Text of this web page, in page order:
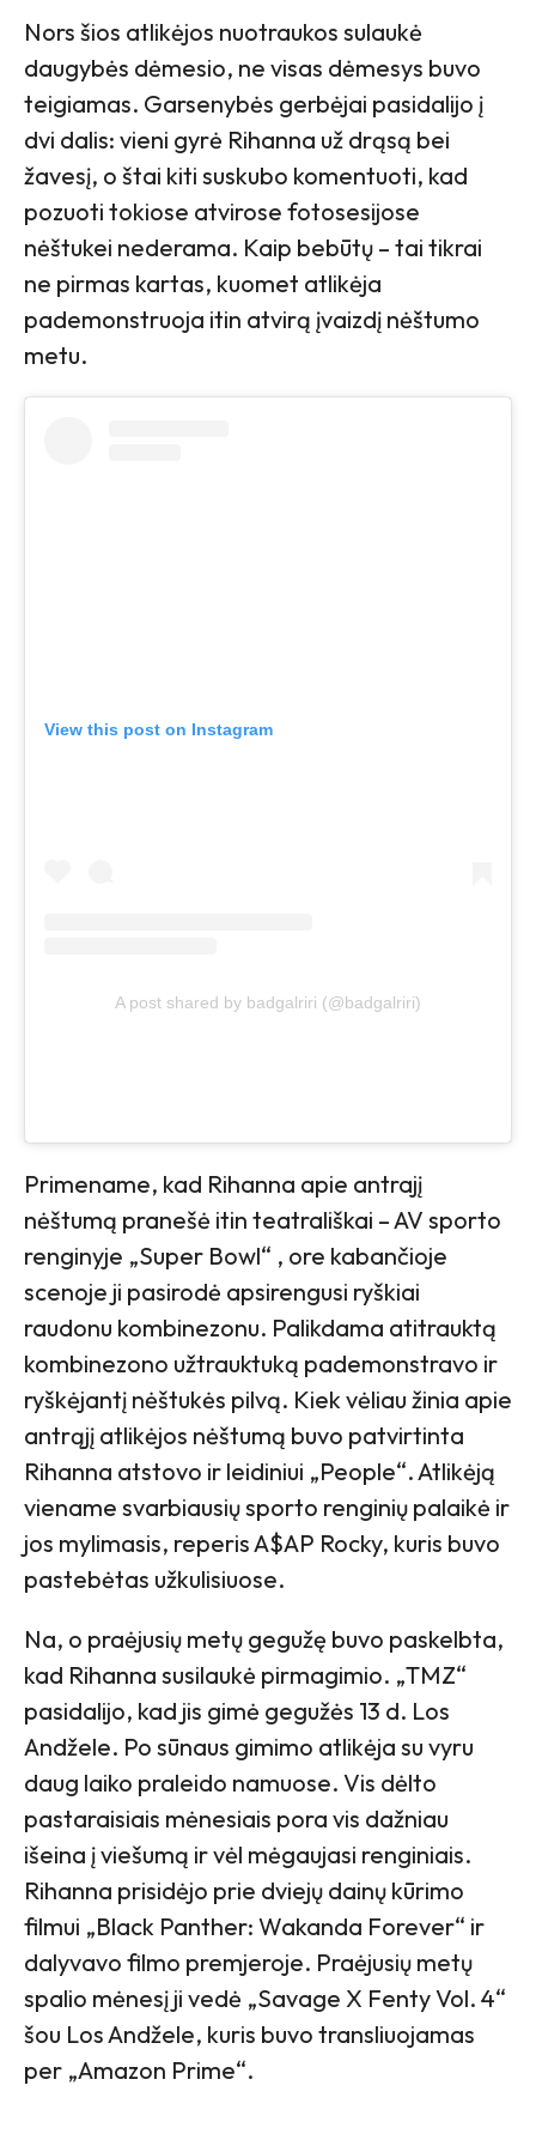
Nors šios atlikėjos nuotraukos sulaukė
daugybės dėmesio, ne visas dėmesys buvo
teigiamas. Garsenybės gerbėjai pasidalijo į
dvi dalis: vieni gyrė Rihanna už drąsą bei
žavesį, o štai kiti suskubo komentuoti, kad
pozuoti tokiose atvirose fotosesijose
nėštukei nederama. Kaip bebūtų – tai tikrai
ne pirmas kartas, kuomet atlikėja
pademonstruoja itin atvirą įvaizdį nėštumo
metu.
View this post on Instagram
A post shared by badgalriri (@badgalriri)
Primename, kad Rihanna apie antrajį
nėštumą pranešė itin teatrališkai – AV sporto
renginyje „Super Bowl“ , ore kabančioje
scenoje ji pasirodė apsirengusi ryškiai
raudonu kombinezonu. Palikdama atitrauktą
kombinezono užtrauktuką pademonstravo ir
ryškėjantį nėštukės pilvą. Kiek vėliau žinia apie
antrąjį atlikėjos nėštumą buvo patvirtinta
Rihanna atstovo ir leidiniui „People“. Atlikėją
viename svarbiausių sporto renginių palaikė ir
jos mylimasis, reperis A$AP Rocky, kuris buvo
pastebėtas užkulisiuose.
Na, o praėjusių metų gegužę buvo paskelbta,
kad Rihanna susilaukė pirmagimio. „TMZ“
pasidalijo, kad jis gimė gegužės 13 d. Los
Andžele. Po sūnaus gimimo atlikėja su vyru
daug laiko praleido namuose. Vis dėlto
pastaraisiais mėnesiais pora vis dažniau
išeina į viešumą ir vėl mėgaujasi renginiais.
Rihanna prisidėjo prie dviejų dainų kūrimo
filmui „Black Panther: Wakanda Forever“ ir
dalyvavo filmo premjeroje. Praėjusių metų
spalio mėnesį ji vedė „Savage X Fenty Vol. 4“
šou Los Andžele, kuris buvo transliuojamas
per „Amazon Prime“.